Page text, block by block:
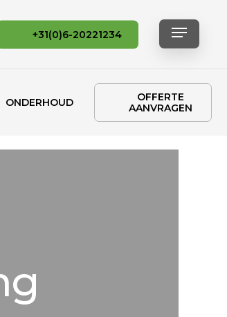
+31(0)6-20221234 Menu
ONDERHOUD
OFFERTE
AANVRAGEN